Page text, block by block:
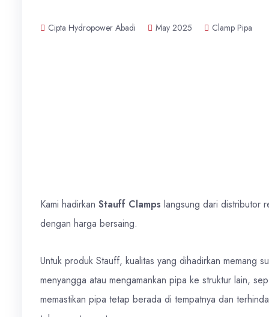
Cipta Hydropower Abadi May 2025 Clamp Pipa
Kami hadirkan Stauff Clamps langsung dari distributor
dengan harga bersaing.
Untuk produk Stauff, kualitas yang dihadirkan memang
menyangga atau mengamankan pipa ke struktur lain,
memastikan pipa tetap berada di tempatnya dan